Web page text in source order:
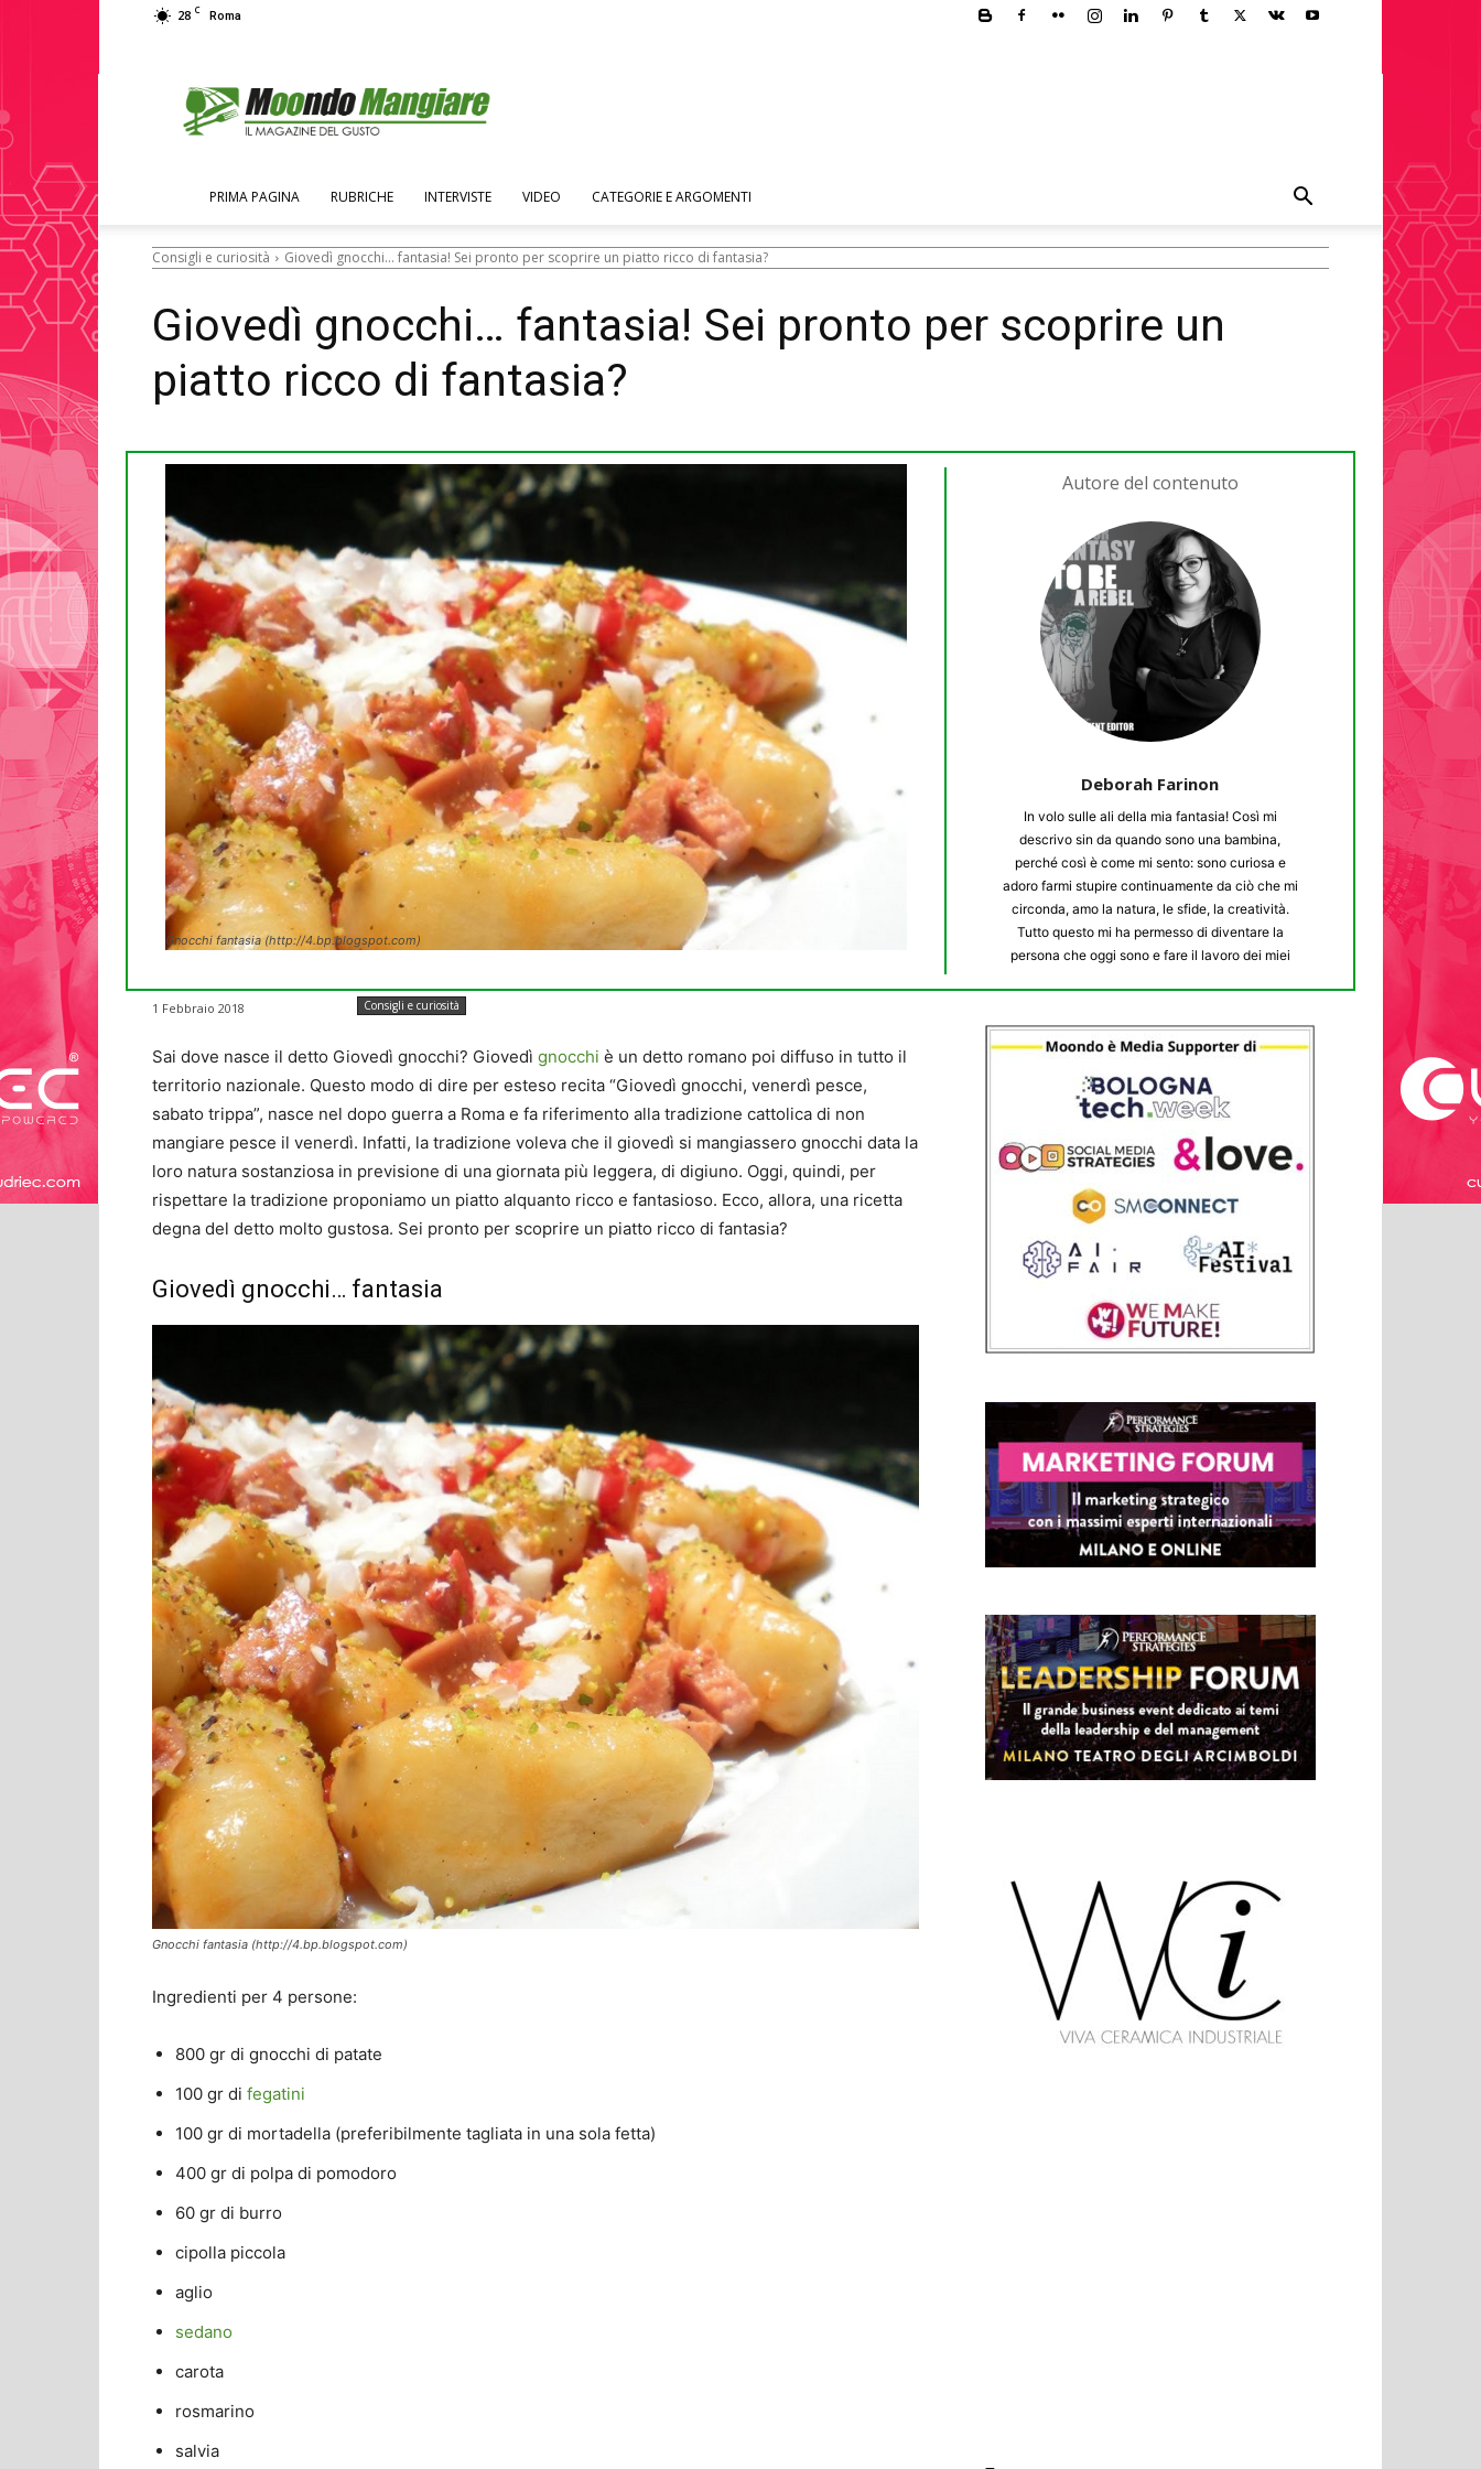
28 C Roma
Mangiare
PRIMA PAGINA RUBRICHE INTERVISTE VIDEO CATEGORIE E ARGOMENTI
Consigli e curiosità Giovedì gnocchi... fantasia! Sei pronto per scoprire un piatto ricco di fantasia?
Giovedì gnocchi… fantasia! Sei pronto per scoprire un
piatto ricco di fantasia?
Gnocchi fantasia (http://4.bp.blogspot.com)
Autore del contenuto
Deborah Farinon
In volo sulle ali della mia fantasia! Così mi
descrivo sin da quando sono una bambina,
perché così è come mi sento: sono curiosa e
adoro farmi stupire continuamente da ciò che mi
circonda, amo la natura, le sfide, la creatività.
Tutto questo mi ha permesso di diventare la
persona che oggi sono e fare il lavoro dei miei
1 Febbraio 2018 Consigli e curiosità
Sai dove nasce il detto Giovedì gnocchi? Giovedì gnocchi è un detto romano poi diffuso in tutto il
territorio nazionale. Questo modo di dire per esteso recita “Giovedì gnocchi, venerdì pesce,
sabato trippa”, nasce nel dopo guerra a Roma e fa riferimento alla tradizione cattolica di non
mangiare pesce il venerdì. Infatti, la tradizione voleva che il giovedì si mangiassero gnocchi data la
loro natura sostanziosa in previsione di una giornata più leggera, di digiuno. Oggi, quindi, per
rispettare la tradizione proponiamo un piatto alquanto ricco e fantasioso. Ecco, allora, una ricetta
degna del detto molto gustosa. Sei pronto per scoprire un piatto ricco di fantasia?
Giovedì gnocchi… fantasia
Gnocchi fantasia (http://4.bp.blogspot.com)
Ingredienti per 4 persone:
800 gr di gnocchi di patate
100 gr di fegatini
100 gr di mortadella (preferibilmente tagliata in una sola fetta)
400 gr di polpa di pomodoro
60 gr di burro
cipolla piccola
aglio
sedano
carota
rosmarino
salvia